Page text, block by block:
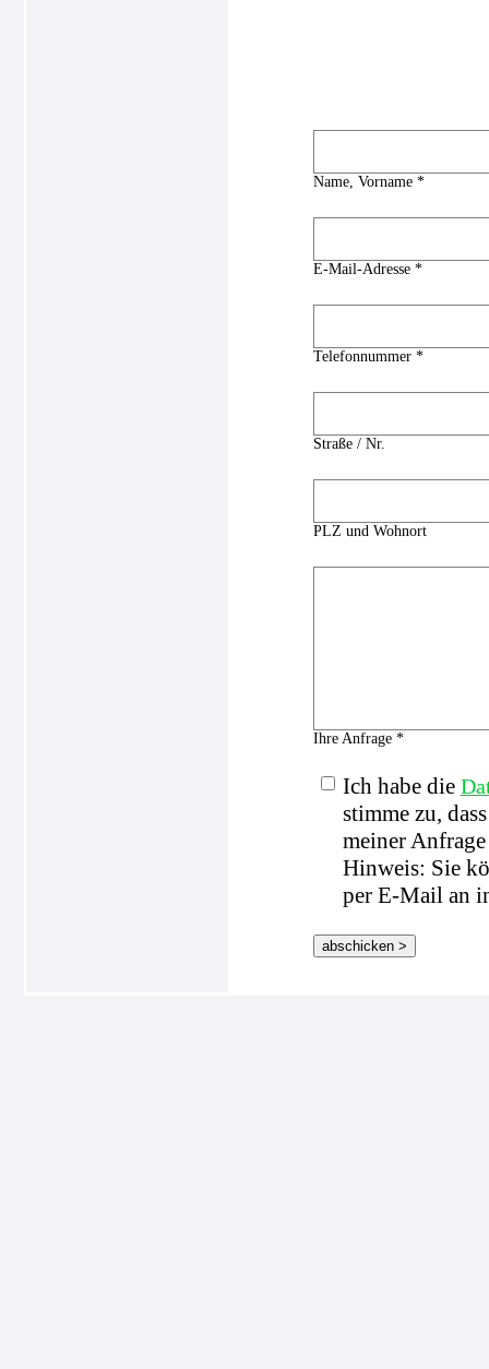
Name, Vorname *
E-Mail-Adresse *
Telefonnummer *
Straße / Nr.
PLZ und Wohnort
Ihre Anfrage *
Ich habe die
stimme zu,
meiner
Hinweis: Sie
per E-Mail an